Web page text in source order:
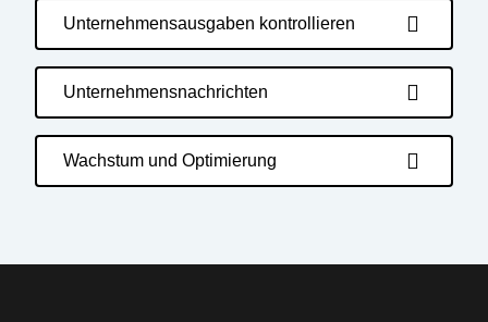
Unternehmensausgaben kontrollieren
Unternehmensnachrichten
Wachstum und Optimierung